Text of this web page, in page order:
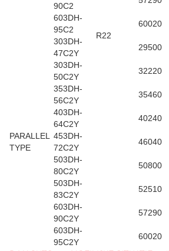
R22
90C2
603DH-
95C2
60020
PARALLEL
TYPE
303DH-
47C2Y
29500
303DH-
50C2Y
32220
353DH-
56C2Y
35460
403DH-
64C2Y
40240
453DH-
72C2Y
46040
503DH-
80C2Y
50800
503DH-
83C2Y
52510
603DH-
90C2Y
57290
603DH-
95C2Y
60020